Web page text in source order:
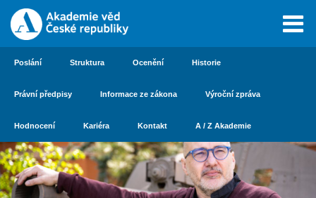
Poslání Struktura Ocenění Historie
Právní předpisy Informace ze zákona Výroční zpráva
Hodnocení Kariéra Kontakt A / Z Akademie